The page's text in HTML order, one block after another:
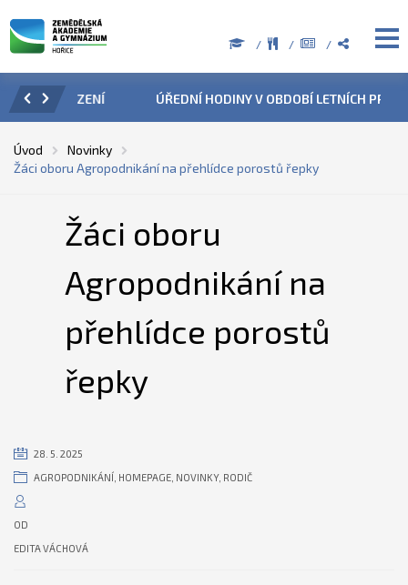
ÚŘEDNÍ HODINY V OBDOBÍ LETNÍCH PRÁZDNIN
Úvod
Novinky
Žáci oboru Agropodnikání na přehlídce porostů řepky
Žáci oboru
Agropodnikání na
přehlídce porostů
řepky
28. 5. 2025
AGROPODNIKÁNÍ HOMEPAGE NOVINKY, RODIČ
OD
EDITA VÁCHOVÁ